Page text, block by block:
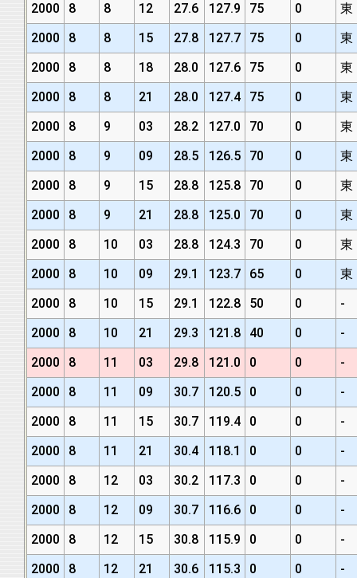
2000
8 8 12 27.6 127.9 75 0
東
2000
8 8 15 27.8 127.7 75 0
東
2000
8 8 18 28.0 127.6 75 0
東
2000
8 8 21 28.0 127.4 75 0
東
2000
8 9 03 28.2 127.0 70 0
東
2000
8 9 09 28.5 126.5 70 0
東
2000
8 9 15 28.8 125.8 70 0
東
2000
8 9 21 28.8 125.0 70 0
東
2000
8 10 03 28.8 124.3 70 0
東
2000
8 10 09 29.1 123.7 65 0
東
2000
8 10 15 29.1 122.8 50 0
-
2000
8 10 21 29.3 121.8 40 0
-
2000
8 11 03 29.8 121.0 0 0
-
2000
8 11 09 30.7 120.5 0 0
-
2000
8 11 15 30.7 119.4 0 0
-
2000
8 11 21 30.4 118.1 0 0
-
2000
8 12 03 30.2 117.3 0 0
-
2000
8 12 09 30.7 116.6 0 0
-
2000
8 12 15 30.8 115.9 0 0
-
2000
8 12 21 30.6 115.3 0 0 -